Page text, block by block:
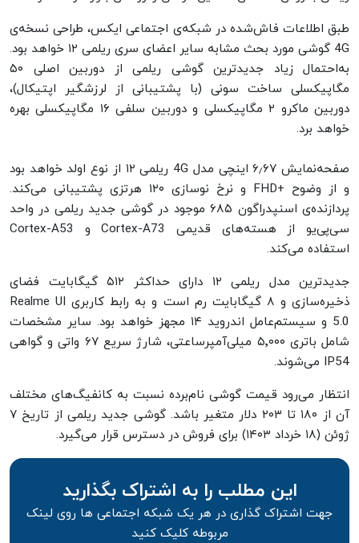
طبق اطلاعات فاش‌شده در شبکه‌ی اجتماعی ایکس، طراحی نسخه‌ی
4G گوشی مورد بحث مشابه سایر اعضای سری ریلمی ۱۲ خواهد بود.
به‌احتمال زیاد جدیدترین گوشی ریلمی از دوربین اصلی ۵۰
مگاپیکسلی ساخت سونی (با پشتیبانی از لرزشگیر اپتیکال)،
دوربین ماکرو ۲ مگاپیکسلی و دوربین سلفی ۱۶ مگاپیکسلی بهره
خواهد برد.
صفحه‌نمایش ۶٫۶۷ اینچی مدل 4G ریلمی ۱۲ از نوع اولد خواهد بود
و از وضوح +FHD و نرخ نوسازی ۱۲۰ هرتزی پشتیبانی می‌کند.
پردازنده‌ی اسنپدراگون ۶۸۵ موجود در گوشی جدید ریلمی در واحد
سی‌پی‌یو از هسته‌های قدیمی Cortex-A73 و Cortex-A53
استفاده می‌کند.
جدیدترین مدل ریلمی ۱۲ دارای حداکثر ۵۱۲ گیگابایت فضای
ذخیره‌سازی و ۸ گیگابایت رم است و به رابط کاربری Realme UI
5.0 و سیستم‌عامل اندروید ۱۴ مجهز خواهد بود. سایر مشخصات
شامل باتری ۵٬۰۰۰ میلی‌آمپرساعتی، شارژ سریع ۶۷ واتی و گواهی
IP54 می‌شوند.
انتظار می‌رود قیمت گوشی نام‌برده نسبت‌ به کانفیگ‌های مختلف
آن از ۱۸۰ تا ۲۰۳ دلار متغیر باشد. گوشی جدید ریلمی از تاریخ ۷
ژوئن (۱۸ خرداد ۱۴۰۳) برای فروش در دسترس قرار می‌گیرد.
این مطلب را به اشتراک بگذارید
جهت اشتراک گذاری در هر یک شبکه اجتماعی ها روی لینک
مربوطه کلیک کنید